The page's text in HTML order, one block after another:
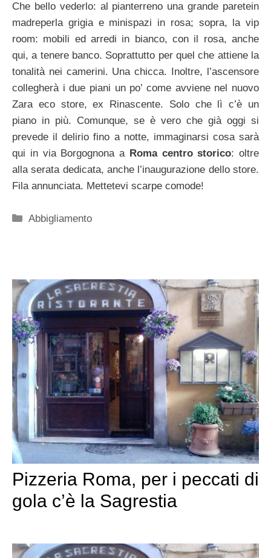
Che bello vederlo: al pianterreno una grande paretein
madreperla grigia e minispazi in rosa; sopra, la vip
room: mobili ed arredi in bianco, con il rosa, anche
qui, a tenere banco. Soprattutto per quel che attiene la
tonalità nei camerini. Una chicca. Inoltre, l’ascensore
collegherà i due piani un po’ come avviene nel nuovo
Zara eco store, ex Rinascente. Solo che lì c’è un
piano in più. Comunque, se è vero che già oggi si
prevede il delirio fino a notte, immaginarsi cosa sarà
qui in via Borgognona aRoma centro storico: oltre
alla serata dedicata, anche l’inaugurazione dello store.
Fila annunciata. Mettetevi scarpe comode!
Categorie
Abbigliamento
Pizzeria Roma, per i peccati di
gola c’è la Sagrestia